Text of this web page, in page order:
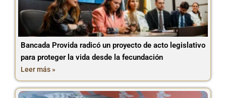
Bancada Provida radicó un proyecto de acto legislativo
para proteger la vida desde la fecundación
Leer más »